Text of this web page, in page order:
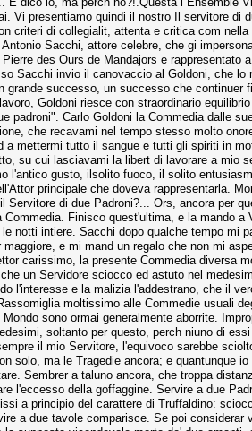
Vi presentiamo quindi il nostro Il servitore di
criteri di collegialit, attenta e critica com nella
Sacchi, attore celebre, che gi
des Ours de Mandajors e
Sacchi invio il canovaccio al Goldoni, che
successo, un successo che
Goldoni riesce con straordinario
padroni". Carlo Goldoni la Commedia dalle
che recavami nel tempo stesso molto
a mettermi tutto il sangue e tutti gli spiriti in
su cui lasciavami la libert di lavorare a mio
l'antico gusto, ilsolito fuoco, il solito
principale che doveva rappresentarla.
di due Padroni?... Ors, ancora per
Finisco quest'ultima, e la mando
notti intiere. Sacchi dopo qualche tempo mi
e mi mand un regalo che non mi
carissimo, la presente Commedia diversa
un Servidore sciocco ed astuto nel
l'interesse e la malizia l'addestrano, che il
moltissimo alle Commedie usuali
sono ormai generalmente aborrite.
soltanto per questo, perch niuno di
il mio Servitore, l'equivoco sarebbe
solo, ma le Tragedie ancora; e quantunque
Sembrer a taluno ancora, che troppa
l'eccesso della goffaggine. Servire a due
a principio del carattere di Truffaldino:
a due tavole comparisce. Se poi